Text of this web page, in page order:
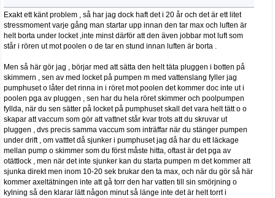
Exakt ett känt problem , så har jag dock haft det i 20 år och det är ett litet
stressmoment varje gång man startar upp innan den tar max och luften är
helt borta under locket ,inte minst därför att den även jobbar mot luft som
står i rören ut mot poolen o de tar en stund innan luften är borta .
Men så här gör jag , börjar med att sätta den helt täta pluggen i botten på
skimmern , sen av med locket på pumpen m med vattenslang fyller jag
pumphuset o låter det rinna in i röret mot poolen det kommer doc inte ut i
poolen pga av pluggen , sen har du hela röret skimmer och poolpumpen
fyllda, när du sen sätter på locket på pumphuset skall det vara helt tätt o o
skapar att vaccum som gör att vattnet står kvar trots att du skruvar ut
pluggen , dvs precis samma vaccum som inträffar när du stänger pumpen
under drift , om vatttet då sjunker i pumphuset jag då har du ett läckage
mellan pump o skimmer som du först måste hitta, oftast är det pga av
otättlock , men när det inte sjunker kan du starta pumpen m det kommer att
sjunka direkt men inom 10-20 sek brukar den ta max, och när du gör så här
kommer axeltätningen inte att gå torr den har vatten till sin smörjning o
kylning så den klarar lätt någon minut så länge inte det är helt torrt i